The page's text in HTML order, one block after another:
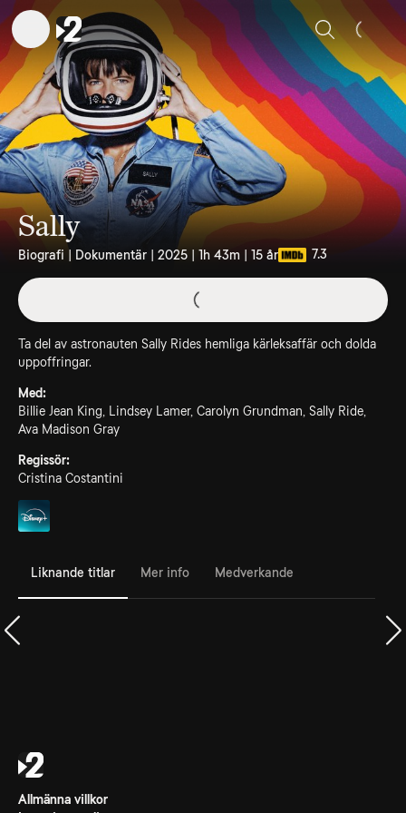
Sök
Sally
Biografi | Dokumentär | 2025 | 1h 43m | 15 år 7.3
Ta del av astronauten Sally Rides hemliga kärleksaffär och dolda
uppoffringar.
Med:
Billie Jean King, Lindsey Lamer, Carolyn Grundman, Sally Ride,
Ava Madison Gray
Regissör:
Cristina Costantini
Liknande titlar Mer info Medverkande
Allmänna villkor